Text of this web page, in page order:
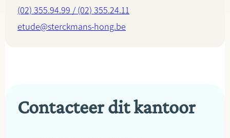
(02) 355.94.99 / (02) 355.24.11
etude@sterckmans-hong.be
Contacteer dit kantoor